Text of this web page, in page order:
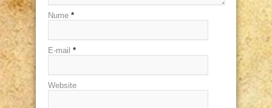
Nume *
E-mail *
Website